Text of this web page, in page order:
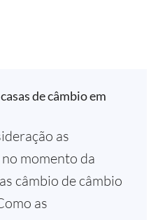
de câmbio em
as
momento da
câmbio de câmbio
as